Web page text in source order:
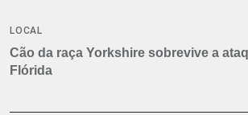
LOCAL
Cão da raça Yorkshire sobrevive a
Flórida